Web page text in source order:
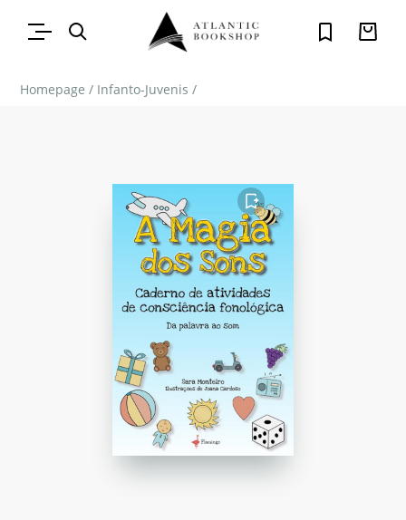
Homepage / Infanto-Juvenis /
FAVORITO